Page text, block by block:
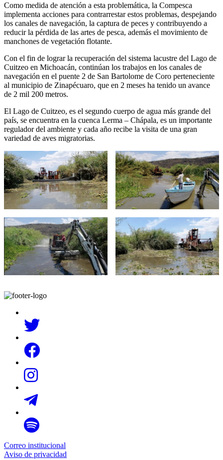
Como medida de atención a esta problemática, la Compesca
implementa acciones para contrarrestar estos problemas, despejando
los canales de navegación, la captura de peces y contribuyendo a
reducir la pérdida de las artes de pesca, además el movimiento de
manchones de vegetación flotante.
Con el fin de lograr la recuperación del sistema lacustre del Lago de
Cuitzeo en Michoacán, continúan los trabajos en los canales de
navegación en el puente 2 de San Bartolome de Coro perteneciente
al municipio de Zinapécuaro, que en 2 meses ha tenido un avance
de 2 mil 200 metros.
El Lago de Cuitzeo, es el segundo cuerpo de agua más grande del
país, se encuentra en la cuenca Lerma – Chápala, es un importante
regulador del ambiente y cada año recibe la visita de una gran
variedad de aves migratorias.
Correo institucional
Aviso de privacidad